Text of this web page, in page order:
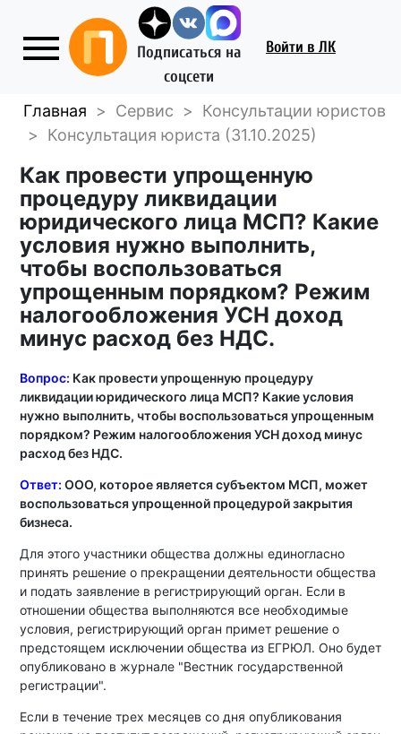
Подписаться на
соцсети
Войти в ЛК
Главная > Сервис >
Консультации юристов
>
Консультация юриста (31.10.2025)
Как провести упрощенную
процедуру ликвидации
юридического лица МСП? Какие
условия нужно выполнить,
чтобы воспользоваться
упрощенным порядком? Режим
налогообложения УСН доход
минус расход без НДС.
Вопрос: Как провести упрощенную процедуру
ликвидации юридического лица МСП? Какие условия
нужно выполнить, чтобы воспользоваться упрощенным
порядком? Режим налогообложения УСН доход минус
расход без НДС.
Ответ: ООО, которое является субъектом МСП, может
воспользоваться упрощенной процедурой закрытия
бизнеса.
Для этого участники общества должны единогласно
принять решение о прекращении деятельности общества
и подать заявление в регистрирующий орган. Если в
отношении общества выполняются все необходимые
условия, регистрирующий орган примет решение о
предстоящем исключении общества из ЕГРЮЛ. Оно будет
опубликовано в журнале "Вестник государственной
регистрации".
Если в течение трех месяцев со дня опубликования